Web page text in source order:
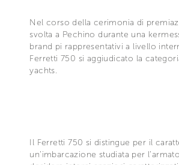
Nel corso della cerimonia di
svolta a Pechino durante una
brand pi rappresentativi a livello
Ferretti 750 si aggiudicato la
yachts.
Il Ferretti 750 si distingue per il
un’imbarcazione studiata per